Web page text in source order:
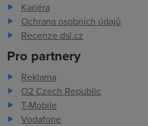
Kariéra
Ochrana osobních údajů
Recenze dsl.cz
Pro partnery
Reklama
O2 Czech Republic
T-Mobile
Vodafone